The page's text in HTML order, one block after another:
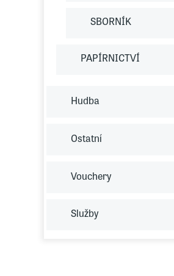
SBORNÍK
PAPÍRNICTVÍ
Hudba
Ostatní
Vouchery
Služby